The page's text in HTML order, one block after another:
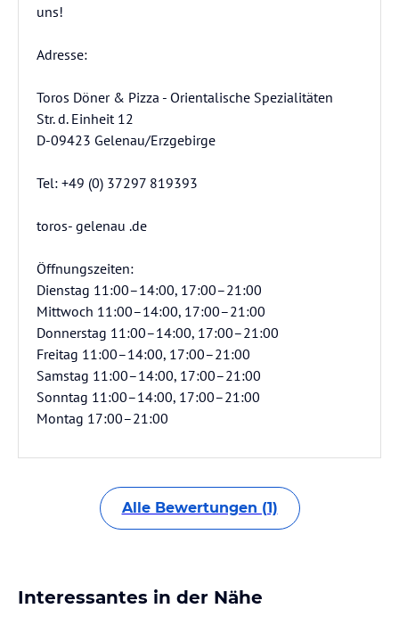
uns!
Adresse:
Toros Döner & Pizza - Orientalische Spezialitäten
Str. d. Einheit 12
D-09423 Gelenau/Erzgebirge
Tel: +49 (0) 37297 819393
toros- gelenau .de
Öffnungszeiten:
Dienstag 11:00–14:00, 17:00–21:00
Mittwoch 11:00–14:00, 17:00–21:00
Donnerstag 11:00–14:00, 17:00–21:00
Freitag 11:00–14:00, 17:00–21:00
Samstag 11:00–14:00, 17:00–21:00
Sonntag 11:00–14:00, 17:00–21:00
Montag 17:00–21:00
Alle Bewertungen (1)
Interessantes in der Nähe